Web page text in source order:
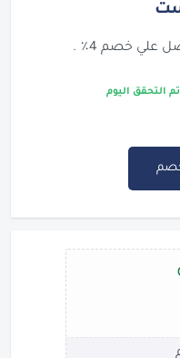
التحقق اليوم